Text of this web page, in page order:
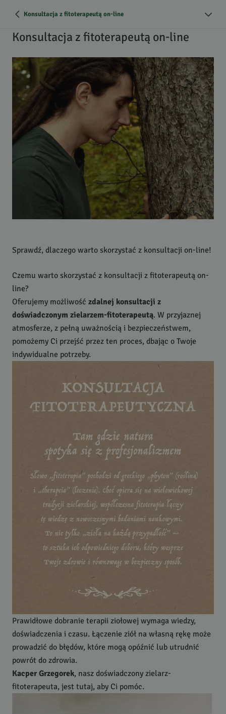
Konsultacja z fitoterapeutą on-line
Konsultacja z fitoterapeutą on-line
Sprawdź, dlaczego warto skorzystać z konsultacji on-line!
Czemu warto skorzystać z konsultacji z fitoterapeutą on-
line?
Oferujemy możliwość zdalnej konsultacji z
doświadczonym zielarzem-fitoterapeutą. W przyjaznej
atmosferze, z pełną uważnością i bezpieczeństwem,
pomożemy Ci przejść przez ten proces, dbając o Twoje
indywidualne potrzeby.
Prawidłowe dobranie terapii ziołowej wymaga wiedzy,
doświadczenia i czasu. Łączenie ziół na własną rękę może
prowadzić do błędów, które mogą opóźnić lub utrudnić
powrót do zdrowia.
Kacper Grzegorek, nasz doświadczony zielarz-
fitoterapeuta, jest tutaj, aby Ci pomóc.